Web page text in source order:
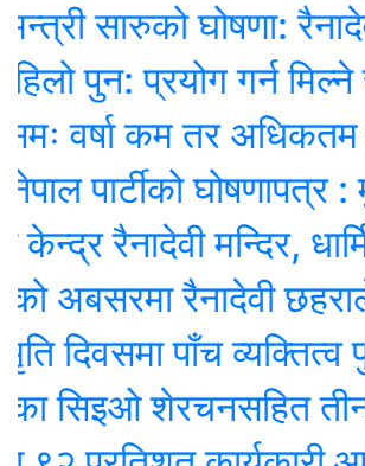
सारुको घोषणा:
पुन: प्रयोग गर्न मिल्ने
वर्षा कम तर अधिकतम र
पार्टीको घोषणापत्र :
रैनादेवी मन्दिर, धार्मिक
अबसरमा रैनादेवी छहराले
पाँच व्यक्तित्व
शेरचनसहित तीन